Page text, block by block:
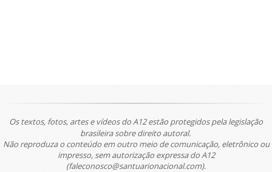
Os textos, fotos, artes e vídeos do A12 estão protegidos pela legislação
brasileira sobre direito autoral.
Não reproduza o conteúdo em outro meio de comunicação, eletrônico ou
impresso, sem autorização expressa do A12
(faleconosco@santuarionacional.com).